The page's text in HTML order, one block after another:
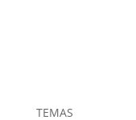
TEMAS